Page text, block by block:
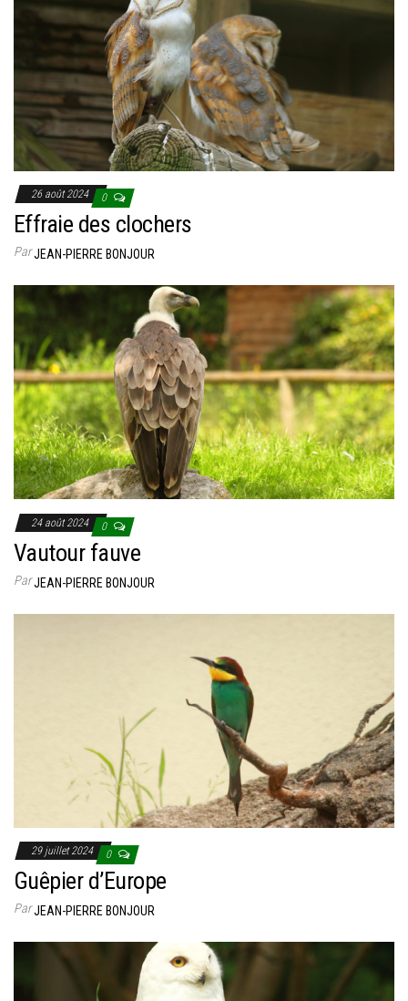
26 août 2024 0
Effraie des clochers
ParJEAN-PIERRE BONJOUR
24 août 2024 0
Vautour fauve
ParJEAN-PIERRE BONJOUR
29 juillet 2024 0
Guêpier d’Europe
ParJEAN-PIERRE BONJOUR